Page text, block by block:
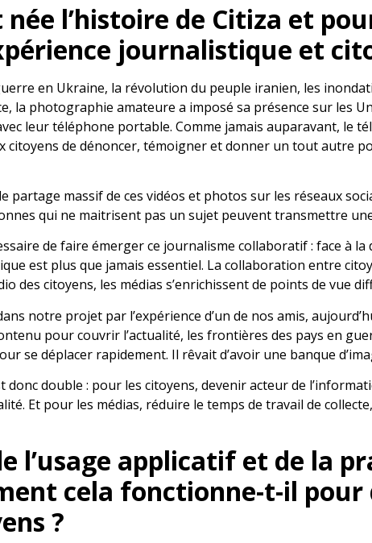
née l’histoire de Citiza et
journalistique et
en Ukraine, la révolution du peuple iranien, les
la photographie amateure a imposé sa présence sur les
leur téléphone portable. Comme jamais auparavant, le
citoyens de dénoncer, témoigner et donner un tout autre
partage massif de ces vidéos et photos sur les réseaux
qui ne maitrisent pas un sujet peuvent transmettre
de faire émerger ce journalisme collaboratif : face à
est plus que jamais essentiel. La collaboration entre
des citoyens, les médias s’enrichissent de points de vue
notre projet par l’expérience d’un de nos amis,
pour couvrir l’actualité, les frontières des pays en
se déplacer rapidement. Il rêvait d’avoir une banque
donc double : pour les citoyens, devenir acteur de
Et pour les médias, réduire le temps de travail de
l’usage applicatif et de la
cela fonctionne-t-il
?